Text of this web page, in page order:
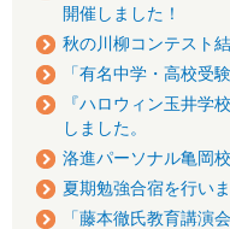
開催しました！
秋の川柳コンテスト
「有名中学・高校受
『ハロウィン玉井学
しました。
洛進パーソナル亀岡
夏期勉強合宿を行いま
「藤本徹氏教育講演